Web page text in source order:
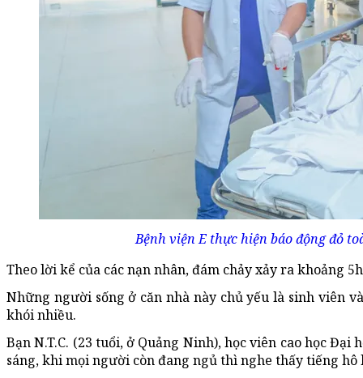
Bệnh viện E thực hiện báo động đỏ
Theo lời kể của các nạn nhân, đám chảy xảy ra khoảng
Những người sống ở căn nhà này chủ yếu là sinh viên
khói nhiều.
Bạn N.T.C. (23 tuổi, ở Quảng Ninh), học viên cao học
sáng, khi mọi người còn đang ngủ thì nghe thấy tiếng hô